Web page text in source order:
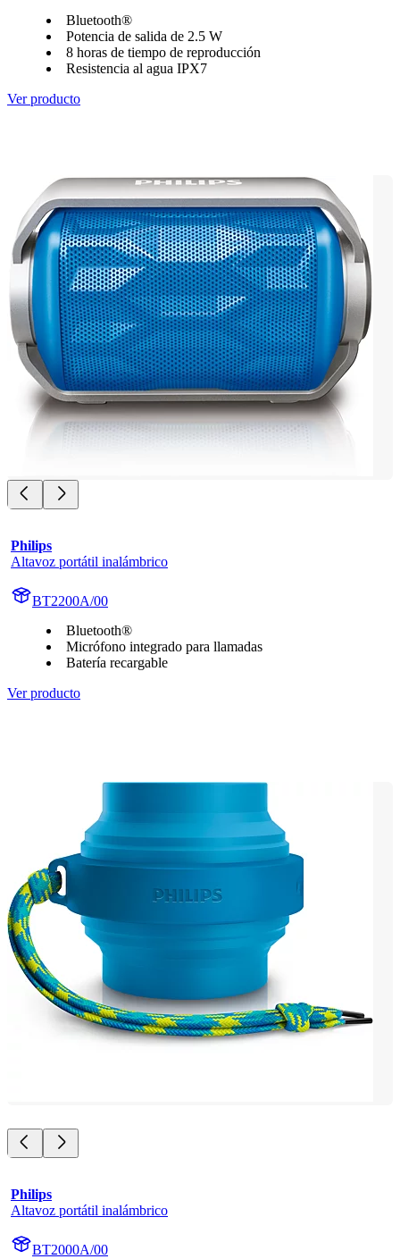
Bluetooth®
Potencia de salida de 2.5 W
8 horas de tiempo de reproducción
Resistencia al agua IPX7
Ver producto
Philips
Altavoz portátil inalámbrico
BT2200A/00
Bluetooth®
Micrófono integrado para llamadas
Batería recargable
Ver producto
Philips
Altavoz portátil inalámbrico
BT2000A/00